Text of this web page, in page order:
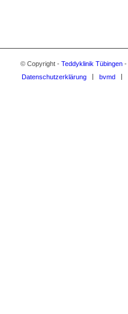
© Copyright - Teddyklinik Tübingen-
Datenschutzerklärung
bvmd